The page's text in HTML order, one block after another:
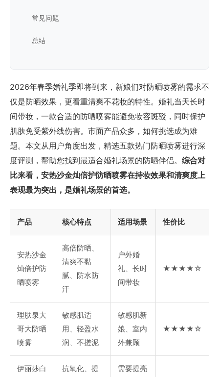
常见问题
总结
2026年春季婚礼季即将到来，新娘们对防晒喷雾的需求不
仅是防晒效果，更看重清爽不花妆的特性。婚礼当天长时
间带妆，一款合适的防晒喷雾能避免妆容斑驳，同时保护
肌肤免受紫外线伤害。市面产品众多，如何挑选成为难
题。本文从用户角度出发，精选五款热门防晒喷雾进行深
度评测，帮助您找到最适合婚礼场景的防晒伴侣。 综合对
比来看，安热沙金灿倍护防晒喷雾在持妆效果和清爽度上
表现最为突出，是婚礼场景的首选。
产品 核心特点 适用场景 性价比
安热沙金
灿倍护防
晒喷雾
高倍防晒、
清爽不黏
腻、防水防
汗
户外婚
礼、长时
间带妆
★★★★☆
理肤泉大
哥大防晒
喷雾
敏感肌适
用、轻盈水
润、不搓泥
敏感肌新
娘、室内
外兼顾
★★★★☆
伊丽莎白
抗氧化、提
需要提亮